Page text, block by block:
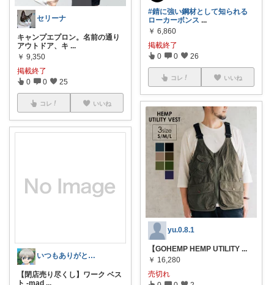
セリーナ
キャンプエプロン。名前の通り
アウトドア、キ ...
￥ 9,350
掲載終了
0 0 25
コレ いいね
いつもありがとう＠感謝です!!
【閉店売り尽くし】ワーク ベス
#錆に強い鋼材として知られる
ローカーボンス ...
￥ 6,860
掲載終了
0 0 26
コレ いいね
yu.0.8.1
【GOHEMP HEMP UTILITY ...
￥ 16,280
売切れ